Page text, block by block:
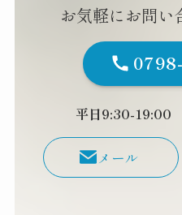
お気軽にお問い
0798-
平日9:30-19:00
メール